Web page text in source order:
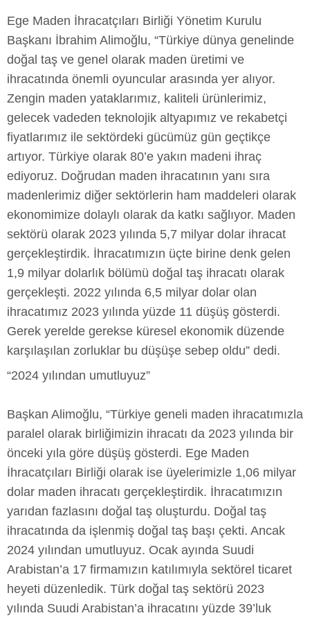
Ege Maden İhracatçıları Birliği Yönetim Kurulu
Başkanı İbrahim Alimoğlu, “Türkiye dünya genelinde
doğal taş ve genel olarak maden üretimi ve
ihracatında önemli oyuncular arasında yer alıyor.
Zengin maden yataklarımız, kaliteli ürünlerimiz,
gelecek vadeden teknolojik altyapımız ve rekabetçi
fiyatlarımız ile sektördeki gücümüz gün geçtikçe
artıyor. Türkiye olarak 80’e yakın madeni ihraç
ediyoruz. Doğrudan maden ihracatının yanı sıra
madenlerimiz diğer sektörlerin ham maddeleri olarak
ekonomimize dolaylı olarak da katkı sağlıyor. Maden
sektörü olarak 2023 yılında 5,7 milyar dolar ihracat
gerçekleştirdik. İhracatımızın üçte birine denk gelen
1,9 milyar dolarlık bölümü doğal taş ihracatı olarak
gerçekleşti. 2022 yılında 6,5 milyar dolar olan
ihracatımız 2023 yılında yüzde 11 düşüş gösterdi.
Gerek yerelde gerekse küresel ekonomik düzende
karşılaşılan zorluklar bu düşüşe sebep oldu” dedi.
“2024 yılından umutluyuz”
Başkan Alimoğlu, “Türkiye geneli maden ihracatımızla
paralel olarak birliğimizin ihracatı da 2023 yılında bir
önceki yıla göre düşüş gösterdi. Ege Maden
İhracatçıları Birliği olarak ise üyelerimizle 1,06 milyar
dolar maden ihracatı gerçekleştirdik. İhracatımızın
yarıdan fazlasını doğal taş oluşturdu. Doğal taş
ihracatında da işlenmiş doğal taş başı çekti. Ancak
2024 yılından umutluyuz. Ocak ayında Suudi
Arabistan’a 17 firmamızın katılımıyla sektörel ticaret
heyeti düzenledik. Türk doğal taş sektörü 2023
yılında Suudi Arabistan’a ihracatını yüzde 39’luk